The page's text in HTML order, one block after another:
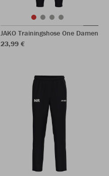
JAKO Trainingshose One Damen
23,99 €